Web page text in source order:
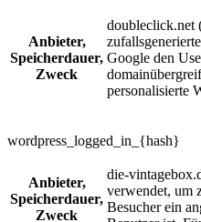
Anbieter,
Speicherdauer,
Zweck
doubleclick.net
Google den
personalisierte
wordpress_logged_in_{hash}
Anbieter,
Speicherdauer,
Zweck
die-
verwendet, um
Besucher ein